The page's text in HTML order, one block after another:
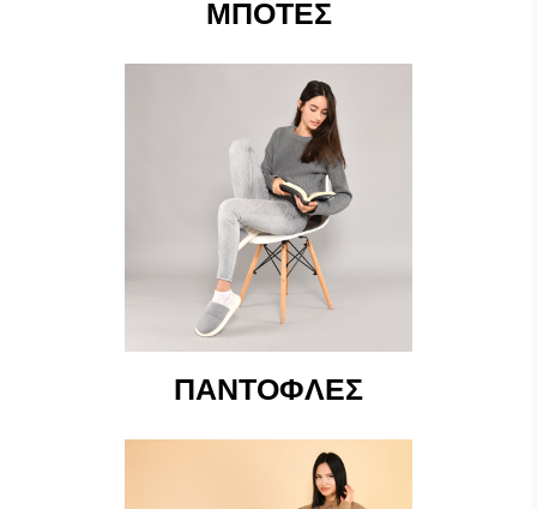
ΜΠΌΤΕΣ
ΠΑΝΤΌΦΛΕΣ